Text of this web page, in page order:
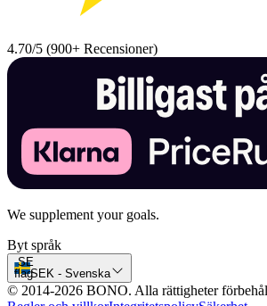
4.70/5 (900+ Recensioner)
We supplement your goals.
Byt språk
SE
flagSEK - Svenska
© 2014-2026 BONO. Alla rättigheter